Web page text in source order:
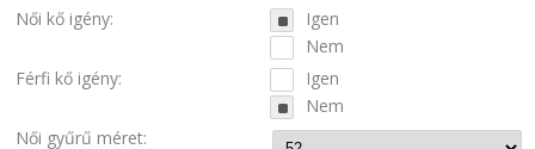
Női kő igény:
Igen
Nem
Férfi kő igény:
Igen
Nem
Női gyűrű méret: